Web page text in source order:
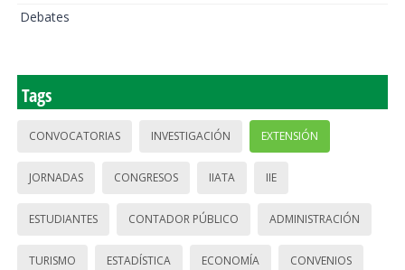
Debates
Tags
CONVOCATORIAS INVESTIGACIÓN EXTENSIÓN
JORNADAS CONGRESOS IIATA IIE
ESTUDIANTES CONTADOR PÚBLICO ADMINISTRACIÓN
TURISMO ESTADÍSTICA ECONOMÍA CONVENIOS